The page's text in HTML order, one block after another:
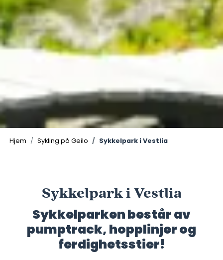
Hjem Sykling på Geilo Sykkelpark i Vestlia
Sykkelpark i Vestlia
Sykkelparken består av
pumptrack, hopplinjer og
ferdighetsstier!